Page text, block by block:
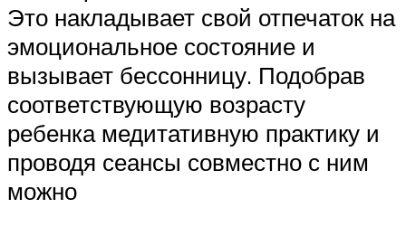
Это накладывает свой отпечаток на
эмоциональное состояние и
вызывает бессонницу. Подобрав
соответствующую возрасту
ребенка медитативную практику и
проводя сеансы совместно с ним
можно